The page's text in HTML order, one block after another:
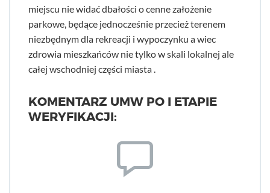
miejscu nie widać dbałości o cenne założenie
parkowe, będące jednocześnie przecież terenem
niezbędnym dla rekreacji i wypoczynku a wiec
zdrowia mieszkańców nie tylko w skali lokalnej ale
całej wschodniej części miasta .
KOMENTARZ UMW PO I ETAPIE
WERYFIKACJI: